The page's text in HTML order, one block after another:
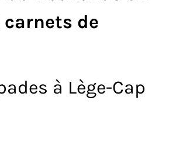
carnets de
à Lège-Cap